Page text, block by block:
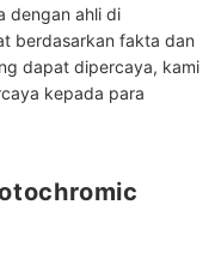
Terbaik
sini
dengan ahli di
berdasarkan fakta dan
dapat dipercaya, kami
kepada para